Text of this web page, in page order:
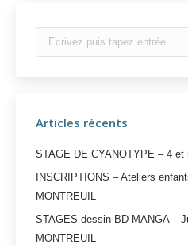
Search:
Articles récents
STAGE DE CYANOTYPE – 4
INSCRIPTIONS – Ateliers
MONTREUIL
STAGES dessin BD-MANGA –
MONTREUIL